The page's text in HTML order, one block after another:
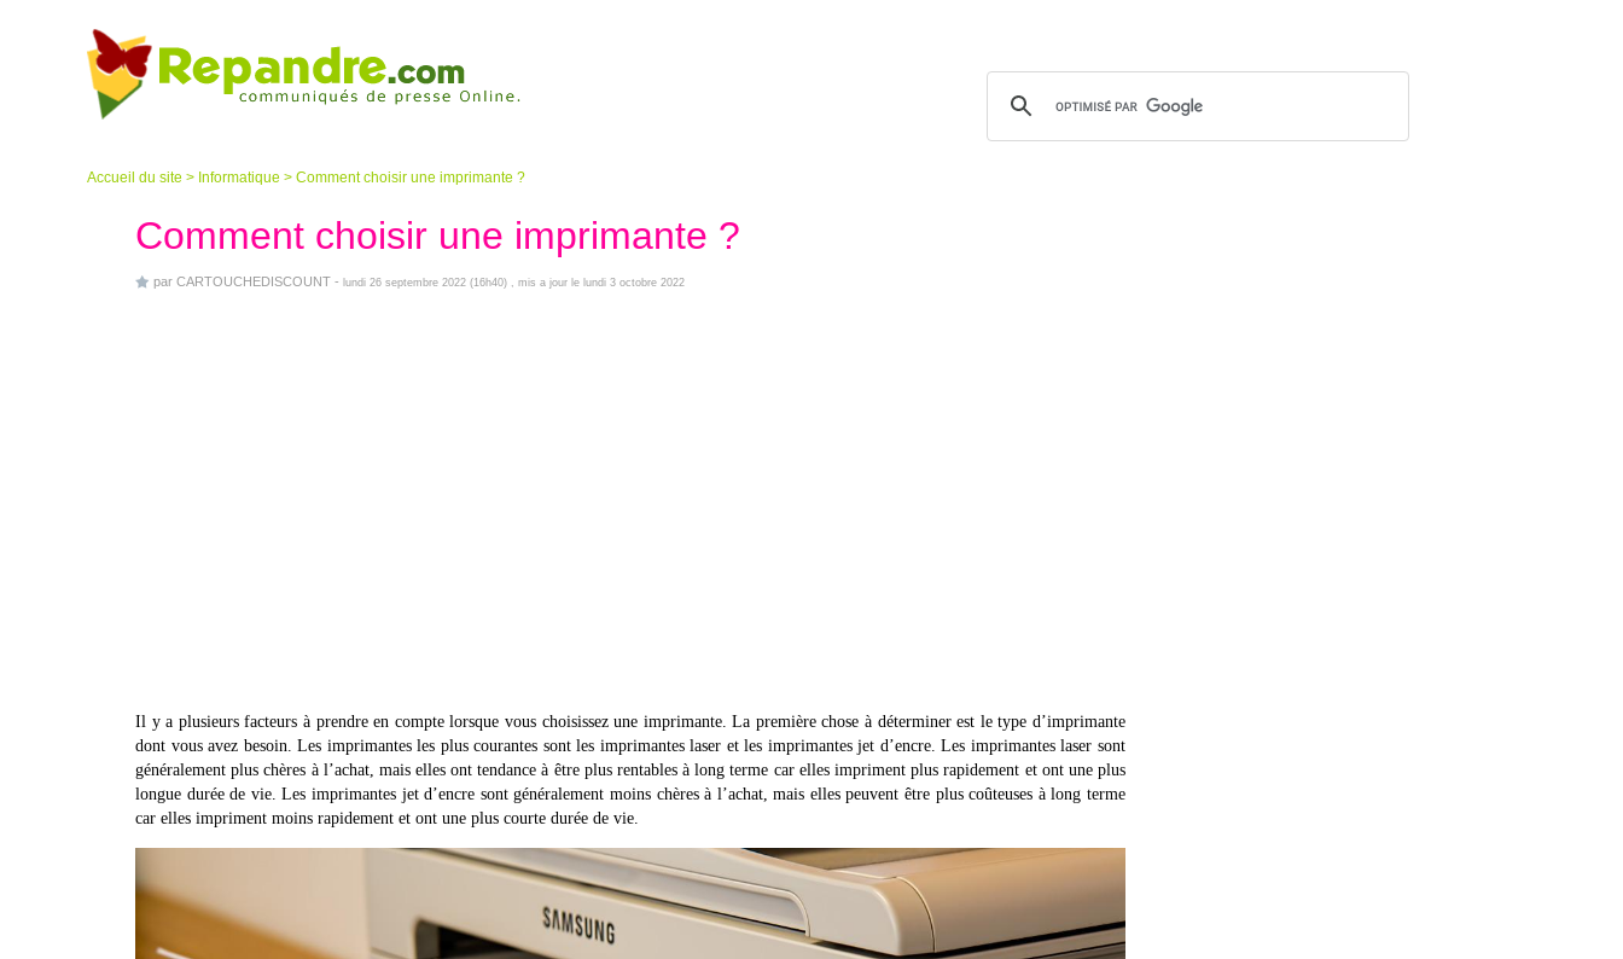
Accueil du site > Informatique > Comment choisir une imprimante ?
Comment choisir une imprimante ?
par CARTOUCHEDISCOUNT - lundi 26 septembre 2022 (16h40) , mis a jour le lundi 3 octobre 2022
Il y a plusieurs facteurs à prendre en compte lorsque vous choisissez une imprimante. La première chose à déterminer est le type d’imprimante
dont vous avez besoin. Les imprimantes les plus courantes sont les imprimantes laser et les imprimantes jet d’encre. Les imprimantes laser sont
généralement plus chères à l’achat, mais elles ont tendance à être plus rentables à long terme car elles impriment plus rapidement et ont une plus
longue durée de vie. Les imprimantes jet d’encre sont généralement moins chères à l’achat, mais elles peuvent être plus coûteuses à long terme
car elles impriment moins rapidement et ont une plus courte durée de vie.